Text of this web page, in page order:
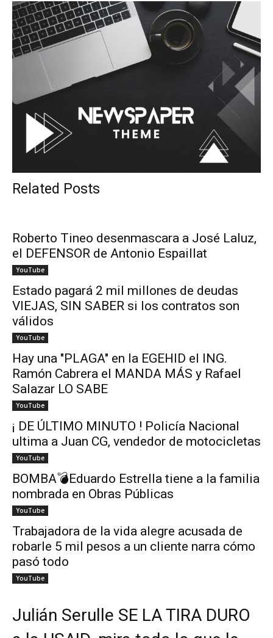
Related Posts
Roberto Tineo desenmascara a José Laluz,
el DEFENSOR de Antonio Espaillat
YouTube
Estado pagará 2 mil millones de deudas
VIEJAS, SIN SABER si los contratos son
válidos
YouTube
Hay una "PLAGA" en la EGEHID el ING.
Ramón Cabrera el MANDA MÁS y Rafael
Salazar LO SABE
YouTube
¡ DE ÚLTIMO MINUTO ! Policía Nacional
ultima a Juan CG, vendedor de motocicletas
YouTube
BOMBA💣Eduardo Estrella tiene a la familia
nombrada en Obras Públicas
YouTube
Trabajadora de la vida alegre acusada de
robarle 5 mil pesos a un cliente narra cómo
pasó todo
YouTube
Julián Serulle SE LA TIRA DURO